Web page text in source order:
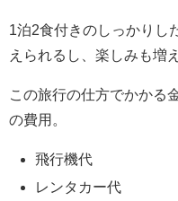
1泊2食付きのしっかりし
えられるし、楽しみも増
この旅行の仕方でかかる
の費用。
飛行機代
レンタカー代